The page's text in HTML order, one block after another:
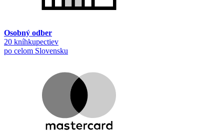
Osobný odber
20 kníhkupectiev
po celom Slovensku